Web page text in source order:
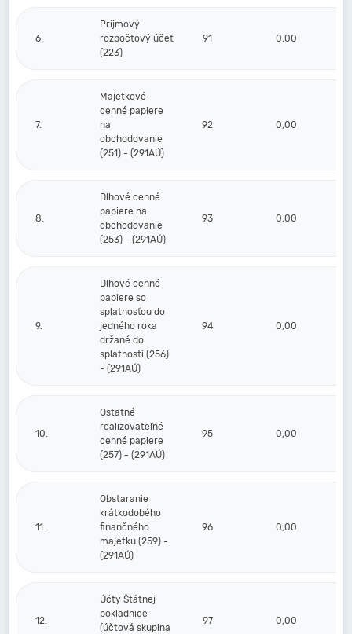
6.
Príjmový
rozpočtový účet
(223)
91 0,00
7.
Majetkové
cenné papiere
na
obchodovanie
(251) - (291AÚ)
92 0,00
8.
Dlhové cenné
papiere na
obchodovanie
(253) - (291AÚ)
93 0,00
9.
Dlhové cenné
papiere so
splatnosťou do
jedného roka
držané do
splatnosti (256)
- (291AÚ)
94 0,00
10.
Ostatné
realizovateľné
cenné papiere
(257) - (291AÚ)
95 0,00
11.
Obstaranie
krátkodobého
finančného
majetku (259) -
(291AÚ)
96 0,00
12.
Účty Štátnej
pokladnice
(účtová skupina
97 0,00